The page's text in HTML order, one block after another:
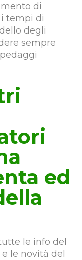
di
tempi di
degli
sempre
ed
le info del
e le novità del